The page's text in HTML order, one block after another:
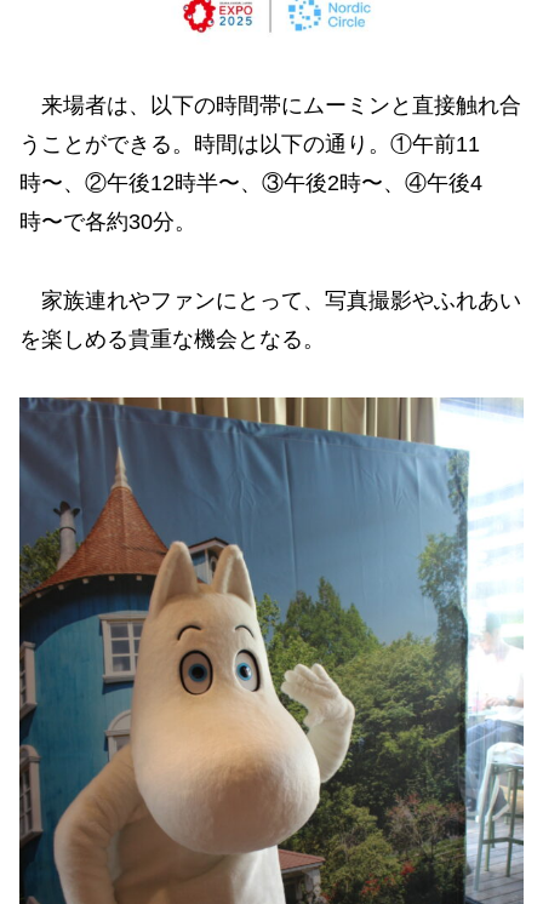
来場者は、以下の時間帯にムーミンと直接触れ合
うことができる。時間は以下の通り。①午前11
時〜、②午後12時半〜、③午後2時〜、④午後4
時〜で各約30分。
家族連れやファンにとって、写真撮影やふれあい
を楽しめる貴重な機会となる。